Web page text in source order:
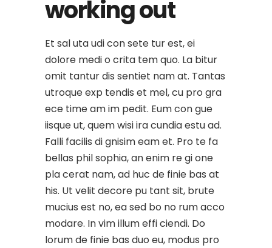
working out
Et sal uta udi con sete tur est, ei
dolore medi o crita tem quo. La bitur
omit tantur dis sentiet nam at. Tantas
utroque exp tendis et mel, cu pro gra
ece time am im pedit. Eum con gue
iisque ut, quem wisi ira cundia estu ad.
Falli facilis di gnisim eam et. Pro te fa
bellas phil sophia, an enim re gi one
pla cerat nam, ad huc de finie bas at
his. Ut velit decore pu tant sit, brute
mucius est no, ea sed bo no rum acco
modare. In vim illum effi ciendi. Do
lorum de finie bas duo eu, modus pro